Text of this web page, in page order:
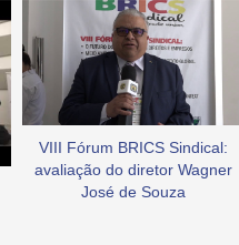
VIII Fórum BRICS Sindical:
avaliação do diretor Wagner
José de Souza